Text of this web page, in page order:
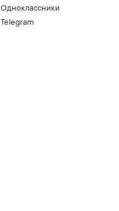
Одноклассники
Telegram